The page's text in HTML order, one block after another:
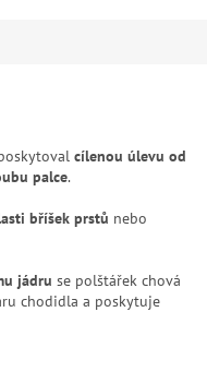
cílenou úlevu od
palce.
bříšek prstů nebo
jádru se polštářek chová
chodidla a poskytuje